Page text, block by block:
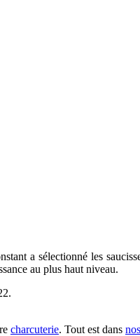
a sélectionné les
au plus haut niveau.
charcuterie. Tout est dans